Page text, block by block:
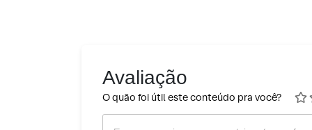
Avaliação
O quão foi útil este conteúdo pra você?